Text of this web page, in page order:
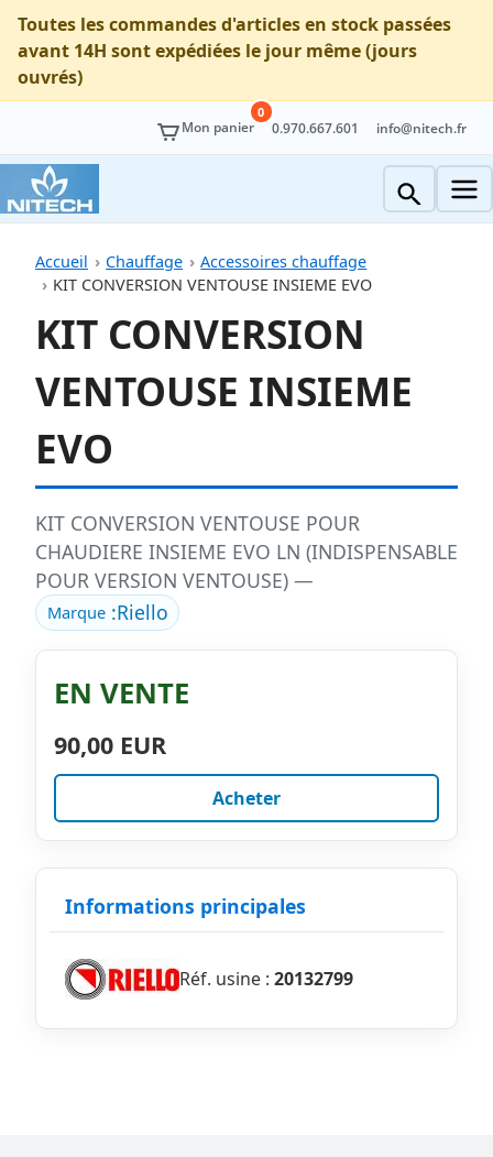
Toutes les commandes d'articles en stock passées
avant 14H sont expédiées le jour même (jours
ouvrés)
Mon panier
0
0.970.667.601 info@nitech.fr
Accueil Chauffage
Accessoires chauffage
KIT CONVERSION VENTOUSE INSIEME EVO
KIT CONVERSION
VENTOUSE INSIEME
EVO
KIT CONVERSION VENTOUSE POUR
CHAUDIERE INSIEME EVO LN (INDISPENSABLE
POUR VERSION VENTOUSE) —
Marque:Riello
EN VENTE
90,00 EUR
Acheter
Informations principales
Réf. usine : 20132799